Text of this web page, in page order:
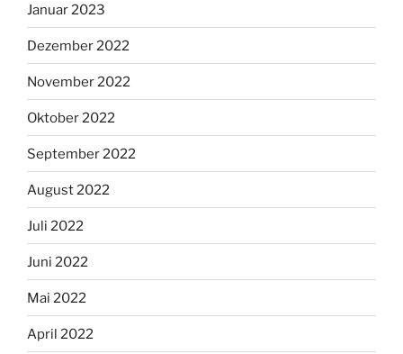
Januar 2023
Dezember 2022
November 2022
Oktober 2022
September 2022
August 2022
Juli 2022
Juni 2022
Mai 2022
April 2022